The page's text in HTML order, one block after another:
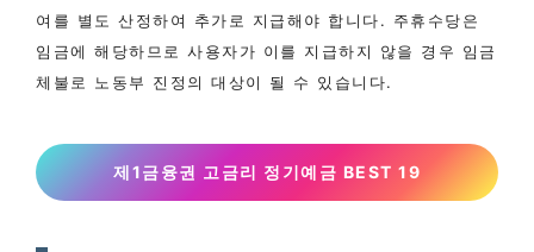
여를 별도 산정하여 추가로 지급해야 합니다. 주휴수당은
임금에 해당하므로 사용자가 이를 지급하지 않을 경우 임금
체불로 노동부 진정의 대상이 될 수 있습니다.
제1금융권 고금리 정기예금 BEST 19